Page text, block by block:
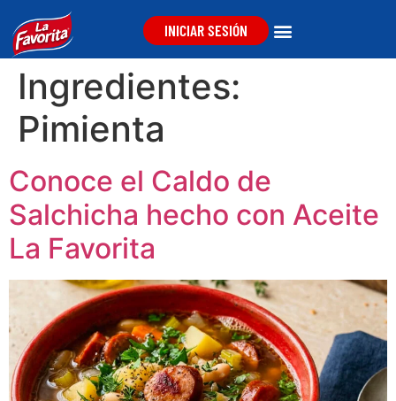
INICIAR SESIÓN
Ingredientes:
Pimienta
Conoce el Caldo de
Salchicha hecho con Aceite
La Favorita